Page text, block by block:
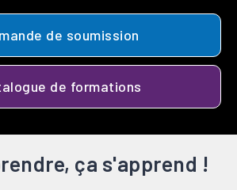
de soumission
de formations
ça s'apprend !